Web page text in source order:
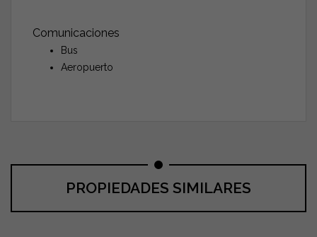
Comunicaciones
Bus
Aeropuerto
PROPIEDADES SIMILARES